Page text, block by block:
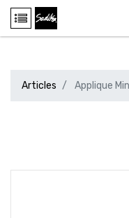
Articles Applique